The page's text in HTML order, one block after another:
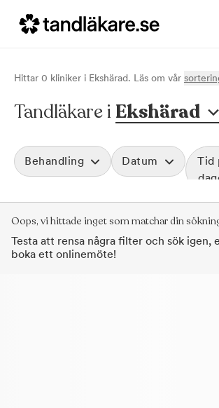
Hittar 0 kliniker i Ekshärad. Läs om vår
Tandläkare i Ekshärad
Behandling Datum
Tid
Oops, vi hittade inget som matchar din
Testa att rensa några filter och sök igen,
boka ett onlinemöte!